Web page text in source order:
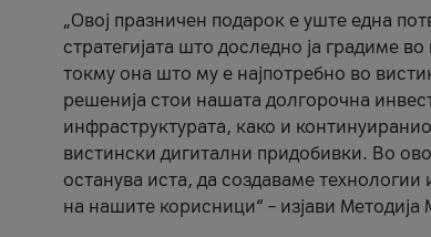
„Овој празничен подарок е уште една
стратегијата што доследно ја градиме
токму она што му е најпотребно во
решенија стои нашата долгорочна
инфраструктурата, како и
вистински дигитални придобивки. Во
останува иста, да создаваме
на нашите корисници“ – изјави